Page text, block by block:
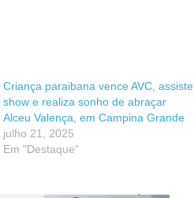
Criança paraibana vence AVC, assiste
show e realiza sonho de abraçar
Alceu Valença, em Campina Grande
julho 21, 2025
Em "Destaque"